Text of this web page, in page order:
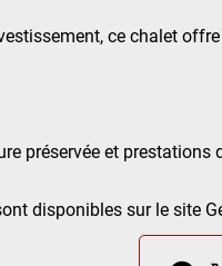
ce chalet
préservée et prestations
disponibles sur le site